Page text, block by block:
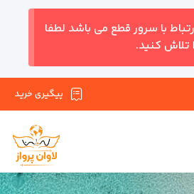
با سرور قطع می باشد لطفا
تلاش کنید.
پیگیری خرید